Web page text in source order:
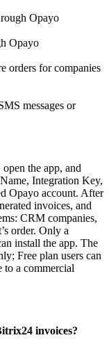
Opayo
Opayo
orders for companies
messages or
the app, and
Integration Key,
Opayo account. After
invoices, and
CRM companies,
order. Only a
install the app. The
Free plan users can
to a commercial
invoices?